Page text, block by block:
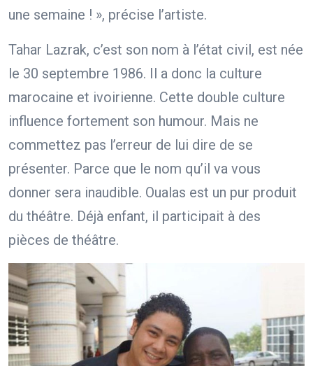
une semaine ! », précise l’artiste.
Tahar Lazrak, c’est son nom à l’état civil, est née
le 30 septembre 1986. Il a donc la culture
marocaine et ivoirienne. Cette double culture
influence fortement son humour. Mais ne
commettez pas l’erreur de lui dire de se
présenter. Parce que le nom qu’il va vous
donner sera inaudible. Oualas est un pur produit
du théâtre. Déjà enfant, il participait à des
pièces de théâtre.